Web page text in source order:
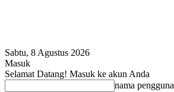
Sabtu, 8 Agustus 2026
Masuk
Selamat Datang! Masuk ke akun Anda
nama pengguna